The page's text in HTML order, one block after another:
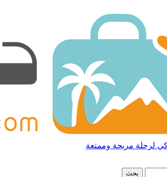
لرحلة مريحة وممتعة